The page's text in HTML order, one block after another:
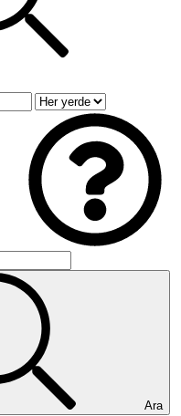
Ara